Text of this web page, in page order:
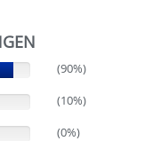
(90%)
(10%)
(0%)